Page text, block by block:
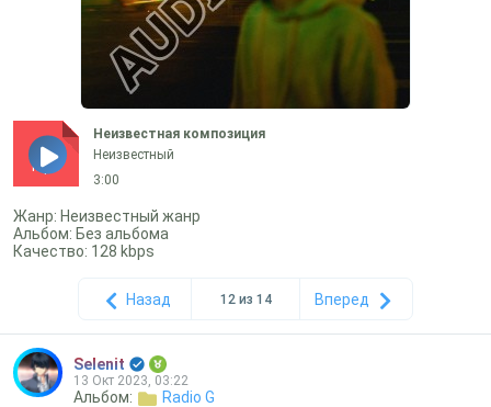
mp3
Неизвестная композиция
Неизвестный
3:00
Жанр: Неизвестный жанр
Альбом: Без альбома
Качество: 128 kbps
Назад 12 из 14 Вперед
Selenit
13 Окт 2023, 03:22
Альбом: Radio G